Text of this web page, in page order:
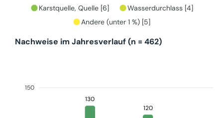
Karstquelle, Quelle [6]
Wasserdurchlass [4]
Andere (unter 1 %) [5]
Nachweise im Jahresverlauf (n = 462)
150
130
120